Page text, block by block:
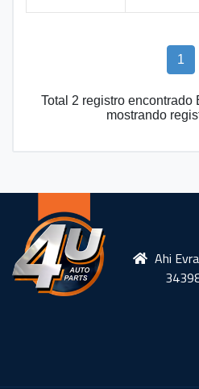
1
Total 2 registro encontrado
mostrando
Ahi